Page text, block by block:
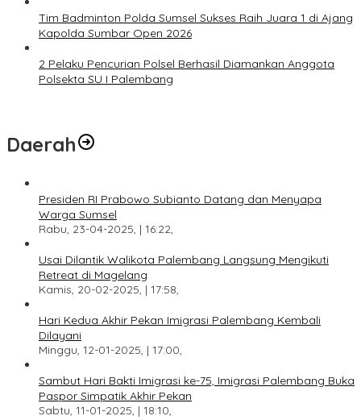
Tim Badminton Polda Sumsel Sukses Raih Juara 1 di Ajang
Kapolda Sumbar Open 2026
2 Pelaku Pencurian Polsel Berhasil Diamankan Anggota
Polsekta SU I Palembang
Daerah
Presiden RI Prabowo Subianto Datang dan Menyapa
Warga Sumsel
Rabu, 23-04-2025, | 16:22,
Usai Dilantik Walikota Palembang Langsung Mengikuti
Retreat di Magelang
Kamis, 20-02-2025, | 17:58,
Hari Kedua Akhir Pekan Imigrasi Palembang Kembali
Dilayani
Minggu, 12-01-2025, | 17:00,
Sambut Hari Bakti Imigrasi ke-75, Imigrasi Palembang Buka
Paspor Simpatik Akhir Pekan
Sabtu, 11-01-2025, | 18:10,